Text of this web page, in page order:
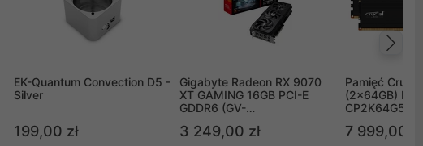
EK-Quantum Convection D5 -
Silver
199,00 zł
Gigabyte Radeon RX 9070
XT GAMING 16GB PCI-E
GDDR6 (GV-
3 249,00 zł
Pamięć
(2x64GB)
7 999,00 zł